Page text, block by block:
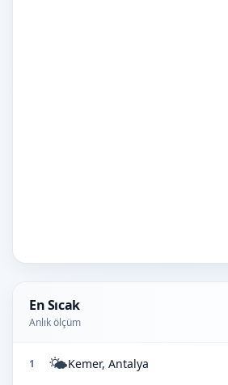
En Sıcak
Anlık ölçüm
1 🌤️Kemer, Antalya